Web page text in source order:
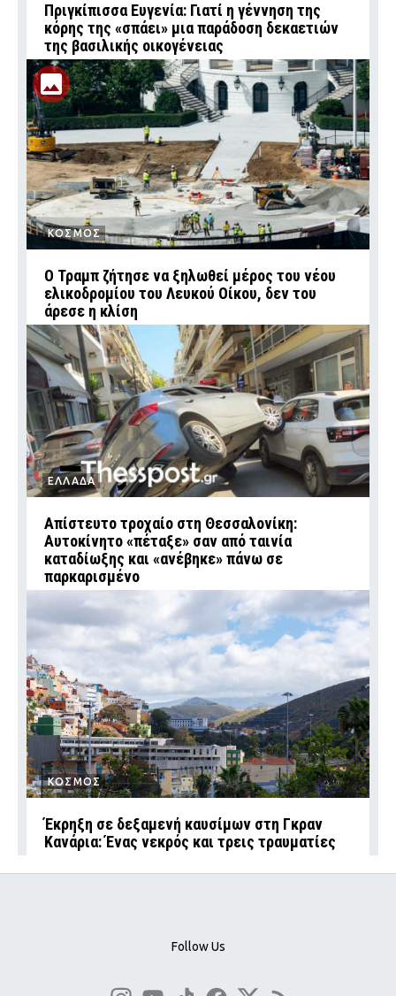
Πριγκίπισσα Ευγενία: Γιατί η γέννηση της
κόρης της «σπάει» μια παράδοση δεκαετιών
της βασιλικής οικογένειας
ΚΟΣΜΟΣ
Ο Τραμπ ζήτησε να ξηλωθεί μέρος του νέου
ελικοδρομίου του Λευκού Οίκου, δεν του
άρεσε η κλίση
ΕΛΛΑΔΑ
Απίστευτο τροχαίο στη Θεσσαλονίκη:
Αυτοκίνητο «πέταξε» σαν από ταινία
καταδίωξης και «ανέβηκε» πάνω σε
παρκαρισμένο
ΚΟΣΜΟΣ
Έκρηξη σε δεξαμενή καυσίμων στη Γκραν
Κανάρια: Ένας νεκρός και τρεις τραυματίες
Follow Us